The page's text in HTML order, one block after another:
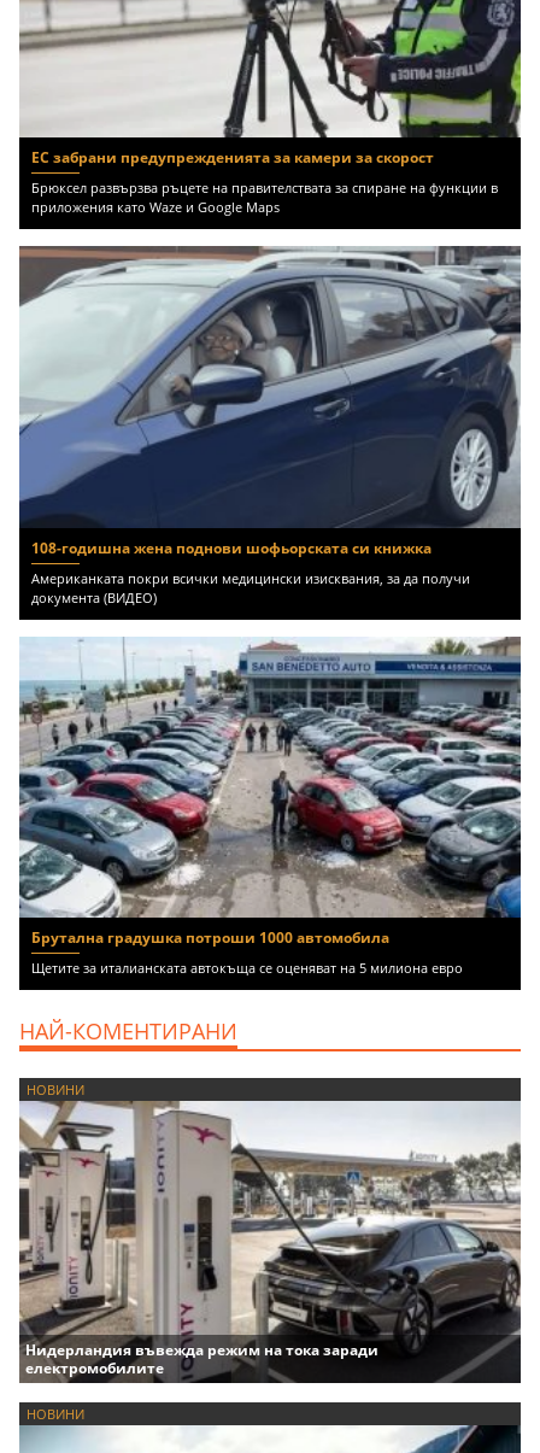
ЕС забрани предупрежденията за камери за скорост
Брюксел развързва ръцете на правителствата за спиране на функции в
приложения като Waze и Google Maps
108-годишна жена поднови шофьорската си книжка
Американката покри всички медицински изисквания, за да получи
документа (ВИДЕО)
Брутална градушка потроши 1000 автомобила
Щетите за италианската автокъща се оценяват на 5 милиона евро
НАЙ-КОМЕНТИРАНИ
НОВИНИ
Нидерландия въвежда режим на тока заради
електромобилите
НОВИНИ